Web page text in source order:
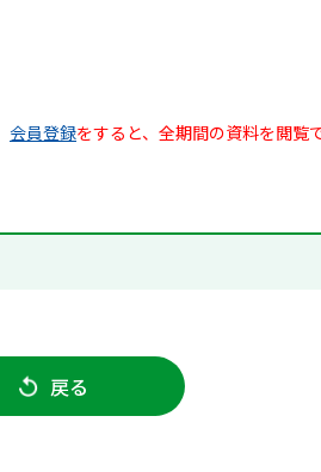
会員登録をすると、全期間の資料を閲覧
戻る